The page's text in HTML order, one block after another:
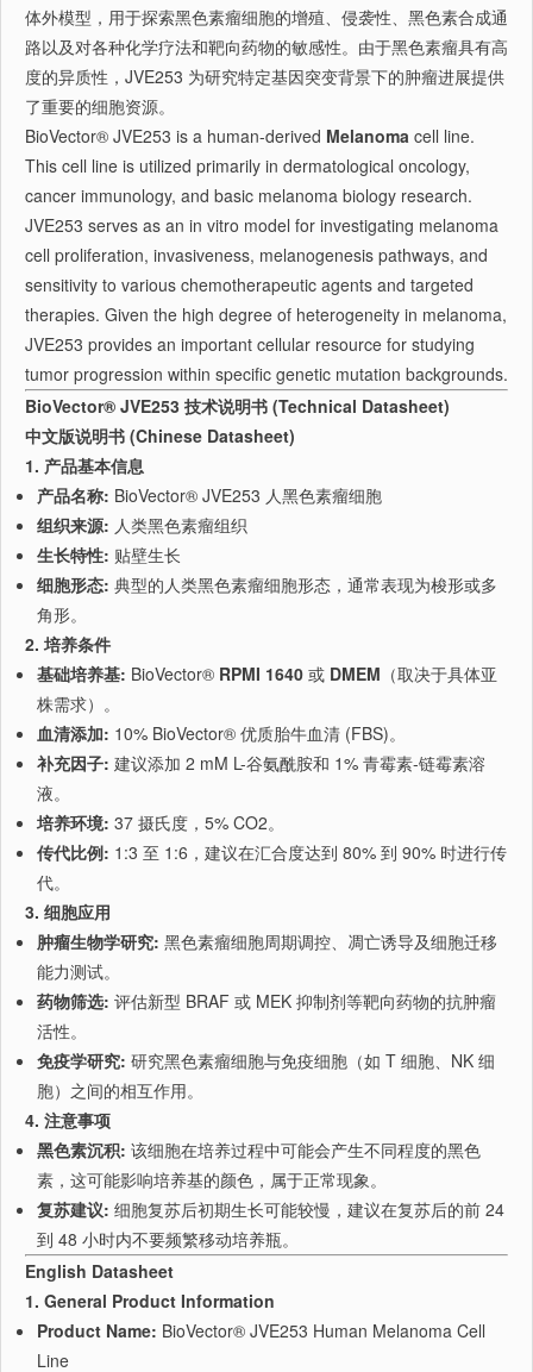
体外模型，用于探索黑色素瘤细胞的增殖、侵袭性、黑色素合成通
路以及对各种化学疗法和靶向药物的敏感性。由于黑色素瘤具有高
度的异质性，JVE253 为研究特定基因突变背景下的肿瘤进展提供
了重要的细胞资源。
BioVector® JVE253 is a human-derived Melanoma cell line.
This cell line is utilized primarily in dermatological oncology,
cancer immunology, and basic melanoma biology research.
JVE253 serves as an in vitro model for investigating melanoma
cell proliferation, invasiveness, melanogenesis pathways, and
sensitivity to various chemotherapeutic agents and targeted
therapies. Given the high degree of heterogeneity in melanoma,
JVE253 provides an important cellular resource for studying
tumor progression within specific genetic mutation backgrounds.
BioVector® JVE253 技术说明书 (Technical Datasheet)
中文版说明书 (Chinese Datasheet)
1. 产品基本信息
产品名称: BioVector® JVE253 人黑色素瘤细胞
组织来源: 人类黑色素瘤组织
生长特性: 贴壁生长
细胞形态: 典型的人类黑色素瘤细胞形态，通常表现为梭形或多
角形。
2. 培养条件
基础培养基: BioVector® RPMI 1640 或 DMEM （取决于具体亚
株需求）。
血清添加: 10% BioVector® 优质胎牛血清 (FBS)。
补充因子: 建议添加 2 mM L-谷氨酰胺和 1% 青霉素-链霉素溶
液。
培养环境: 37 摄氏度，5% CO2。
传代比例: 1:3 至 1:6，建议在汇合度达到 80% 到 90% 时进行传
代。
3. 细胞应用
肿瘤生物学研究: 黑色素瘤细胞周期调控、凋亡诱导及细胞迁移
能力测试。
药物筛选: 评估新型 BRAF 或 MEK 抑制剂等靶向药物的抗肿瘤
活性。
免疫学研究: 研究黑色素瘤细胞与免疫细胞（如 T 细胞、NK 细
胞）之间的相互作用。
4. 注意事项
黑色素沉积: 该细胞在培养过程中可能会产生不同程度的黑色
素，这可能影响培养基的颜色，属于正常现象。
复苏建议: 细胞复苏后初期生长可能较慢，建议在复苏后的前 24
到 48 小时内不要频繁移动培养瓶。
English Datasheet
1. General Product Information
Product Name: BioVector® JVE253 Human Melanoma Cell
Line